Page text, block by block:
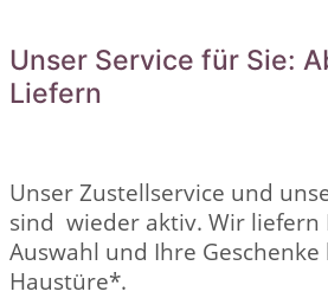
Unser Service für Sie:
Liefern
Unser Zustellservice und
sind wieder aktiv. Wir liefern
Auswahl und Ihre Geschenke
Haustüre*.